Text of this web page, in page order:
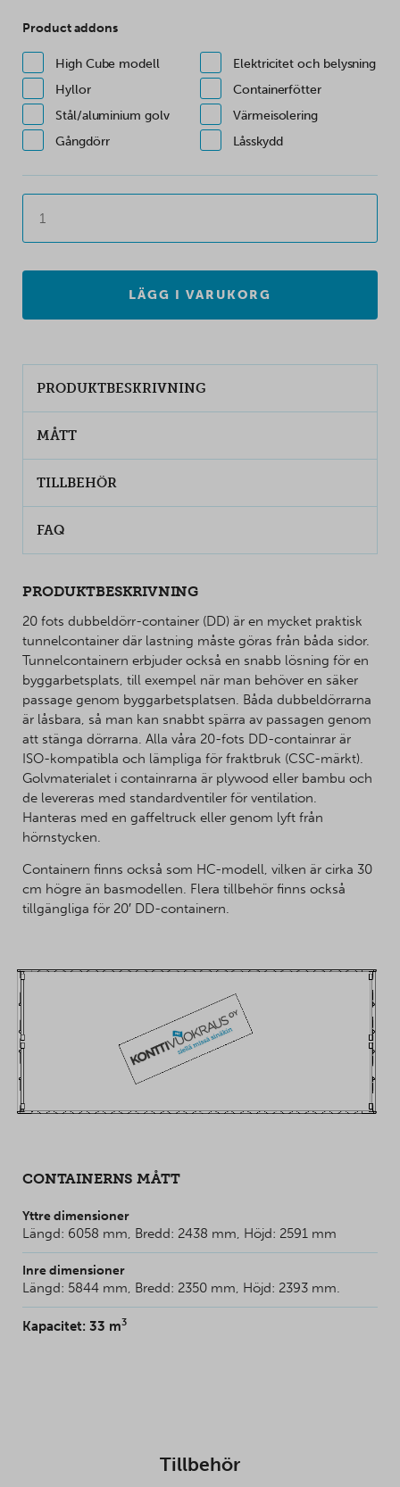
Product addons
High Cube modell
Elektricitet och belysning
Hyllor
Containerfötter
Stål/aluminium golv
Värmeisolering
Gångdörr
Låsskydd
LÄGG I VARUKORG
PRODUKTBESKRIVNING
MÅTT
TILLBEHÖR
FAQ
PRODUKTBESKRIVNING
20 fots dubbeldörr-container (DD) är en mycket praktisk
tunnelcontainer där lastning måste göras från båda sidor.
Tunnelcontainern erbjuder också en snabb lösning för en
byggarbetsplats, till exempel när man behöver en säker
passage genom byggarbetsplatsen. Båda dubbeldörrarna
är låsbara, så man kan snabbt spärra av passagen genom
att stänga dörrarna. Alla våra 20-fots DD-containrar är
ISO-kompatibla och lämpliga för fraktbruk (CSC-märkt).
Golvmaterialet i containrarna är plywood eller bambu och
de levereras med standardventiler för ventilation.
Hanteras med en gaffeltruck eller genom lyft från
hörnstycken.
Containern finns också som HC-modell, vilken är cirka 30
cm högre än basmodellen. Flera tillbehör finns också
tillgängliga för 20′ DD-containern.
CONTAINERNS MÅTT
Yttre dimensioner
Längd: 6058 mm, Bredd: 2438 mm, Höjd: 2591 mm
Inre dimensioner
Längd: 5844 mm, Bredd: 2350 mm, Höjd: 2393 mm.
Kapacitet: 33 m3
Tillbehör